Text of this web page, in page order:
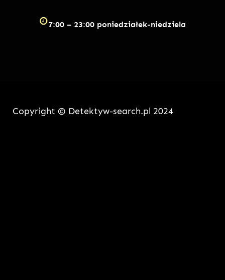
7:00 – 23:00 poniedziałek-niedziela
Copyright © Detektyw-search.pl 2024